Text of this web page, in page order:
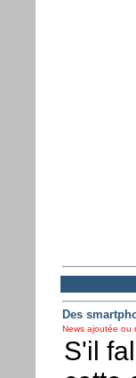
Des
News ajoutée ou
S'il